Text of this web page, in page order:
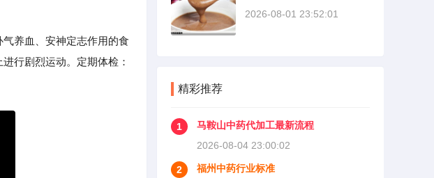
养血、安神定志作用的食
行剧烈运动。定期体检：
2026-08-01 23:52:01
精彩推荐
1
马鞍山中药代加工最新流程
2026-08-04 23:00:02
2
福州中药行业标准